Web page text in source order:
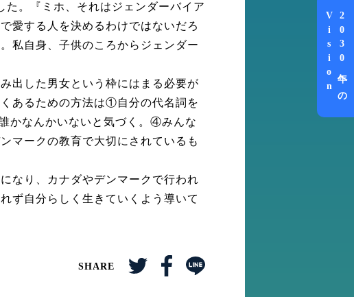
。『ミホ、それはジェンダーバイア
愛する人を決めるわけではないだろ
私自身、子供のころからジェンダー
出した男女という枠にはまる必要が
あるための方法は①自分の代名詞を
かなんかいないと気づく。④みんな
マークの教育で大切にされているも
なり、カナダやデンマークで行われ
ず自分らしく生きていくよう導いて
SHARE
2030年への
Vision